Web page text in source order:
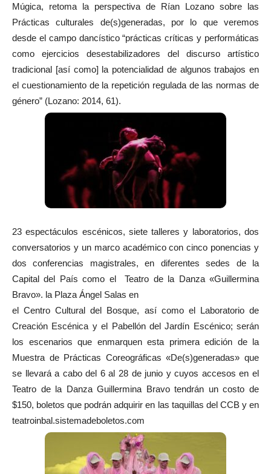
Múgica, retoma la perspectiva de Rían Lozano sobre las
Prácticas culturales de(s)generadas, por lo que veremos
desde el campo dancístico “prácticas críticas y performáticas
como ejercicios desestabilizadores del discurso artístico
tradicional [así como] la potencialidad de algunos trabajos en
el cuestionamiento de la repetición regulada de las normas de
género” (Lozano: 2014, 61).
23 espectáculos escénicos, siete talleres y laboratorios, dos
conversatorios y un marco académico con cinco ponencias y
dos conferencias magistrales, en diferentes sedes de la
Capital del País como el Teatro de la Danza «Guillermina
Bravo». la Plaza Ángel Salas en
el Centro Cultural del Bosque, así como el Laboratorio de
Creación Escénica y el Pabellón del Jardín Escénico; serán
los escenarios que enmarquen esta primera edición de la
Muestra de Prácticas Coreográficas «De(s)generadas» que
se llevará a cabo del 6 al 28 de junio y cuyos accesos en el
Teatro de la Danza Guillermina Bravo tendrán un costo de
$150, boletos que podrán adquirir en las taquillas del CCB y en
teatroinbal.sistemadeboletos.com